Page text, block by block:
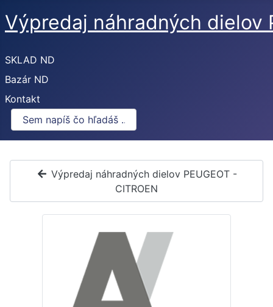
Výpredaj náhradných dielov
SKLAD ND
Bazár ND
Kontakt
Výpredaj náhradných dielov PEUGEOT -
CITROEN